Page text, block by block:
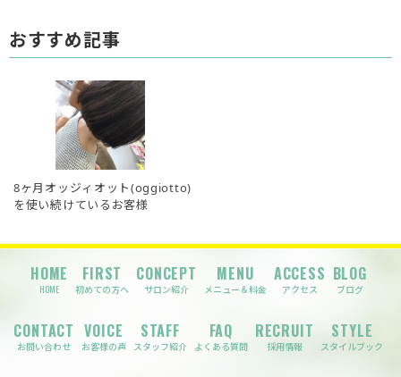
おすすめ記事
8ヶ月オッジィオット(oggiotto)
を使い続けているお客様
HOME
HOME
FIRST
初めての方へ
CONCEPT
サロン紹介
MENU
メニュー＆料金
ACCESS
アクセス
BLOG
ブログ
CONTACT
お問い合わせ
VOICE
お客様の声
STAFF
スタッフ紹介
FAQ
よくある質問
RECRUIT
採用情報
STYLE
スタイルブック